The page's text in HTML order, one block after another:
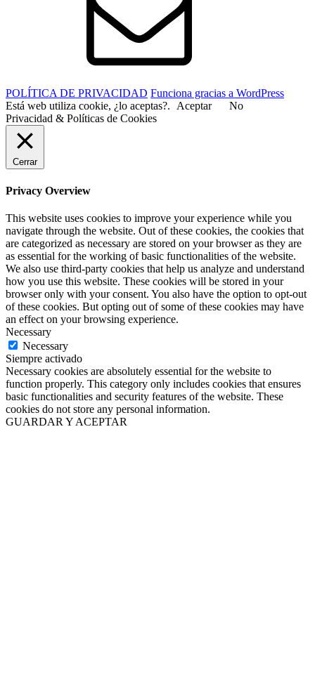
POLÍTICA DE PRIVACIDAD Funciona gracias a WordPress
Está web utiliza cookie, ¿lo aceptas?. Aceptar
No
Privacidad & Políticas de Cookies
Cerrar
Privacy Overview
This website uses cookies to improve your experience while you
navigate through the website. Out of these cookies, the cookies that
are categorized as necessary are stored on your browser as they are
as essential for the working of basic functionalities of the website.
We also use third-party cookies that help us analyze and understand
how you use this website. These cookies will be stored in your
browser only with your consent. You also have the option to opt-out
of these cookies. But opting out of some of these cookies may have
an effect on your browsing experience.
Necessary
Necessary
Siempre activado
Necessary cookies are absolutely essential for the website to
function properly. This category only includes cookies that ensures
basic functionalities and security features of the website. These
cookies do not store any personal information.
GUARDAR Y ACEPTAR